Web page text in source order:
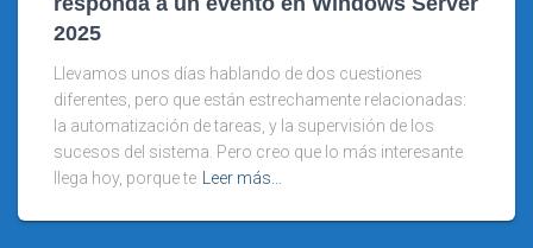
2025
Llevamos unos días hablando de dos cuestiones
diferentes, pero que están estrechamente relacionadas:
la automatización de tareas, y la supervisión de los
sucesos del sistema. Pero creo que lo más interesante
llega hoy, porque te Leer más…